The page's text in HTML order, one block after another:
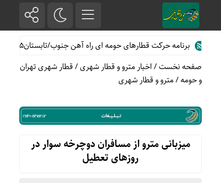
برنامه حرکت قطارهای حومه ای راه آهن جنوب/تابستان۱۴۰۵
صفحه نخست/اخبار مترو و قطار شهری/قطار شهری تهران
و حومه/مترو و قطار شهری
میزبانی مترو از مسافران دوچرخه سوار در
روزهای تعطیل